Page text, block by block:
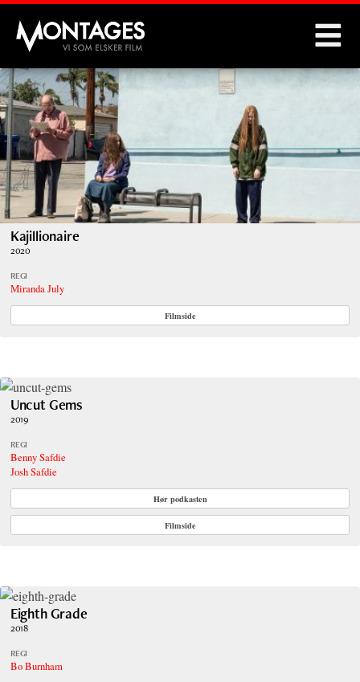
Montages
Kajillionaire
2020
REGI
Miranda July
Filmside
Uncut Gems
2019
REGI
Benny Safdie
Josh Safdie
Hør podkasten
Filmside
Eighth Grade
2018
REGI
Bo Burnham